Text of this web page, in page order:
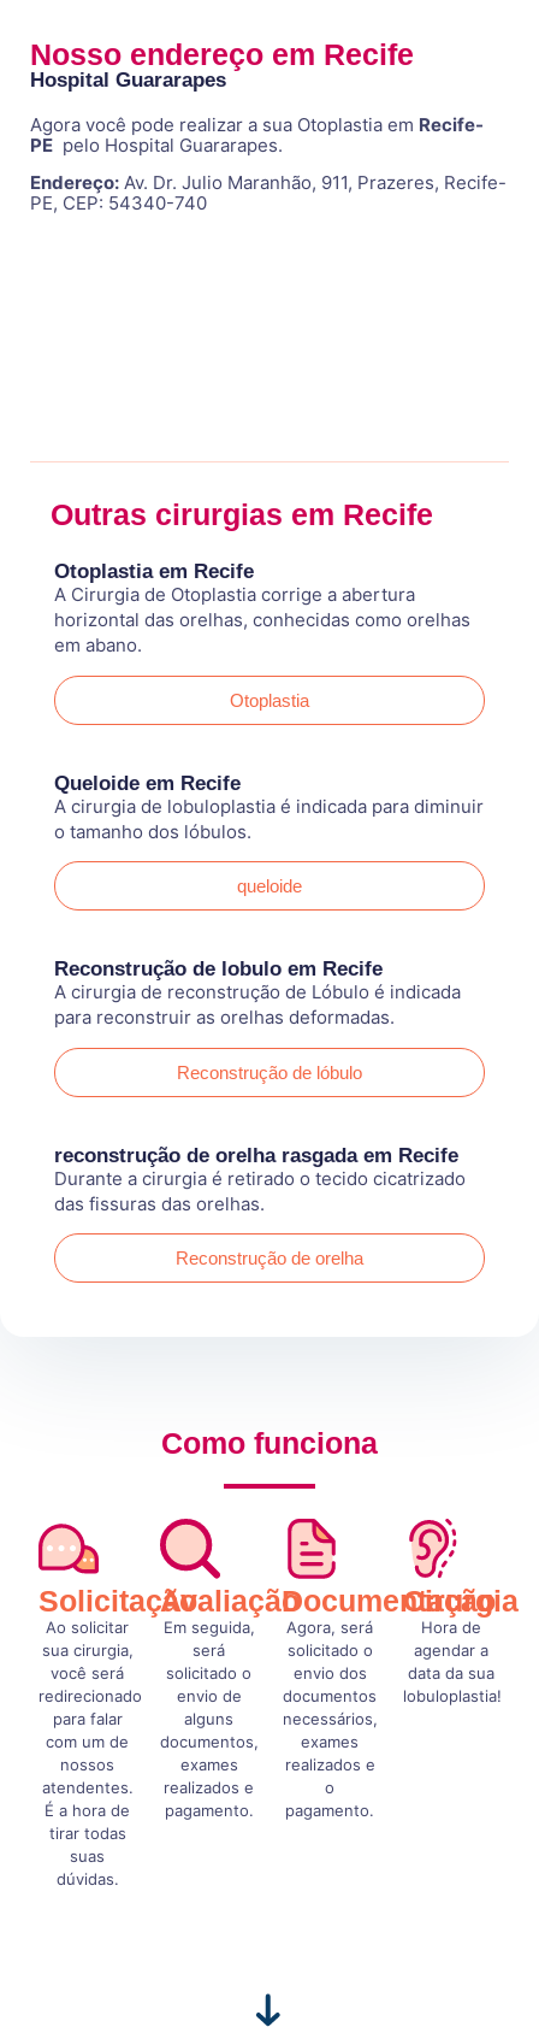
Nosso endereço em Recife
Hospital Guararapes
Agora você pode realizar a sua Otoplastia em Recife-
PE pelo Hospital Guararapes.
Endereço: Av. Dr. Julio Maranhão, 911, Prazeres, Recife-
PE, CEP: 54340-740
Outras cirurgias em Recife
Otoplastia em Recife
A Cirurgia de Otoplastia corrige a abertura
horizontal das orelhas, conhecidas como orelhas
em abano.
Otoplastia
Queloide em Recife
A cirurgia de lobuloplastia é indicada para diminuir
o tamanho dos lóbulos.
queloide
Reconstrução de lobulo em Recife
A cirurgia de reconstrução de Lóbulo é indicada
para reconstruir as orelhas deformadas.
Reconstrução de lóbulo
reconstrução de orelha rasgada em Recife
Durante a cirurgia é retirado o tecido cicatrizado
das fissuras das orelhas.
Reconstrução de orelha
Como funciona
Solicitação
Ao solicitar
sua cirurgia,
você será
redirecionado
para falar
com um de
nossos
atendentes.
É a hora de
tirar todas
suas
dúvidas.
Avaliação
Em seguida,
será
solicitado o
envio de
alguns
documentos,
exames
realizados e
pagamento.
Documentação
Agora, será
solicitado o
envio dos
documentos
necessários,
exames
realizados e
o
pagamento.
Cirurgia
Hora de
agendar a
data da sua
lobuloplastia!